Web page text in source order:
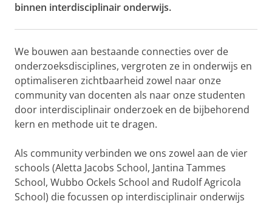
binnen interdisciplinair onderwijs.
We bouwen aan bestaande connecties over de
onderzoeksdisciplines, vergroten ze in onderwijs en
optimaliseren zichtbaarheid zowel naar onze
community van docenten als naar onze studenten
door interdisciplinair onderzoek en de bijbehorend
kern en methode uit te dragen.
Als community verbinden we ons zowel aan de vier
schools (Aletta Jacobs School, Jantina Tammes
School, Wubbo Ockels School and Rudolf Agricola
School) die focussen op interdisciplinair onderwijs